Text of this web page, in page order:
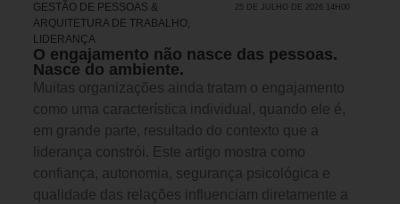
GESTÃO DE PESSOAS &
ARQUITETURA DE TRABALHO,
LIDERANÇA
25 DE JULHO DE 2026 14H00
O engajamento não nasce das pessoas.
Nasce do ambiente.
Muitas organizações ainda tratam o engajamento
como uma característica individual, quando ele é,
em grande parte, resultado do contexto que a
liderança constrói. Este artigo mostra como
confiança, autonomia, segurança psicológica e
qualidade das relações influenciam diretamente a